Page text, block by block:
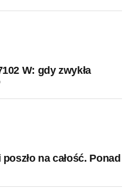
W: gdy zwykła
na całość. Ponad